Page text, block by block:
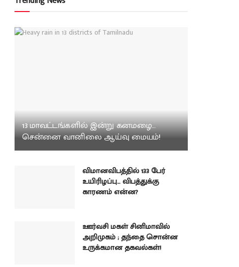
13 மாவட்டங்களில் இன்று கனமழை…
சென்னை வானிலை ஆய்வு மையம்!
விமானவிபத்தில் 133 பேர்
உயிரிழப்பு… விபத்துக்கு
காரணம் என்ன?
ஊர்வசி மகள் சினிமாவில்
அறிமுகம் ; தந்தை சொன்ன
உருக்கமான தகவல்கள்!